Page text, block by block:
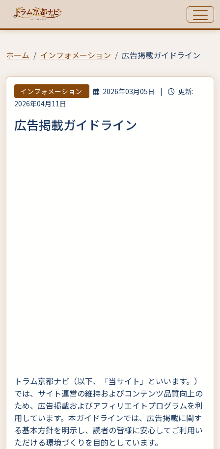
ホーム インフォメーション 広告掲載ガイドライン
インフォメーション 2026年03月05日 |
更新:
2026年04月11日
広告掲載ガイドライン
トラム京都ナビ（以下、「当サイト」といいます。）
では、サイト運営の維持およびコンテンツ品質向上の
ため、広告掲載およびアフィリエイトプログラムを利
用しています。本ガイドラインでは、広告掲載に関す
る基本方針を明示し、読者の皆様に安心してご利用い
ただける環境づくりを目的としています。